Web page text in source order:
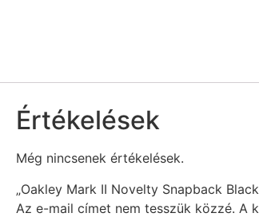
Értékelések
Még nincsenek értékelések.
„Oakley Mark II Novelty Snapback
Az e-mail címet nem tesszük közzé. A